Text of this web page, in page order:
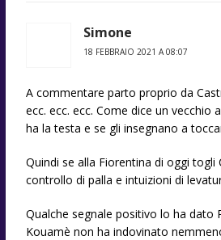
Simone
18 FEBBRAIO 2021 A 08:07
A commentare parto proprio da
ecc. ecc. ecc. Come dice un vecchio
ha la testa e se gli insegnano a
Quindi se alla Fiorentina di oggi togli
controllo di palla e intuizioni di
Qualche segnale positivo lo ha dato
Kouamè non ha indovinato